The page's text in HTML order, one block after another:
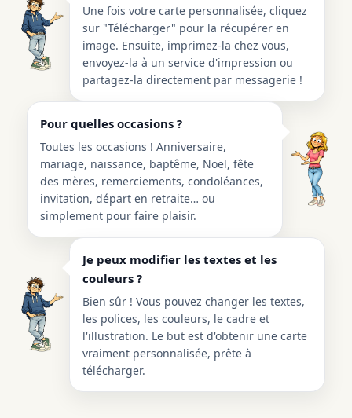
Une fois votre carte personnalisée, cliquez
sur "Télécharger" pour la récupérer en
image. Ensuite, imprimez-la chez vous,
envoyez-la à un service d'impression ou
partagez-la directement par messagerie !
Pour quelles occasions ?
Toutes les occasions ! Anniversaire,
mariage, naissance, baptême, Noël, fête
des mères, remerciements, condoléances,
invitation, départ en retraite… ou
simplement pour faire plaisir.
Je peux modifier les textes et les
couleurs ?
Bien sûr ! Vous pouvez changer les textes,
les polices, les couleurs, le cadre et
l'illustration. Le but est d'obtenir une carte
vraiment personnalisée, prête à
télécharger.